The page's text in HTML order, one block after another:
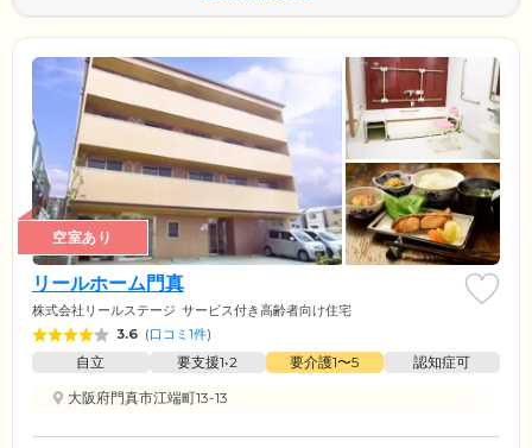
空室あり
リールホーム門真
株式会社リールステージ サービス付き高齢者向け住宅
3.6 (口コミ1件)
自立 要支援1•2 要介護1〜5
認知症可
大阪府門真市江端町13-13